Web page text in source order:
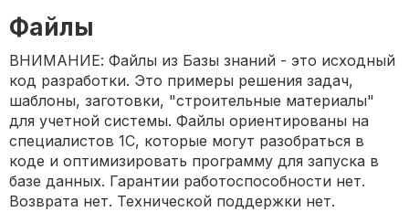
Файлы
ВНИМАНИЕ: Файлы из Базы знаний - это исходный
код разработки. Это примеры решения задач,
шаблоны, заготовки, "строительные материалы"
для учетной системы. Файлы ориентированы на
специалистов 1С, которые могут разобраться в
коде и оптимизировать программу для запуска в
базе данных. Гарантии работоспособности нет.
Возврата нет. Технической поддержки нет.